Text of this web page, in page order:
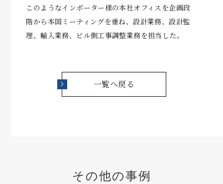
このようなインポーター様の本社オフィスを企画段
階から本国ミーティングを重ね、設計業務、設計監
理、輸入業務、ビル側工事調整業務を担当した。
一覧へ戻る
その他の事例